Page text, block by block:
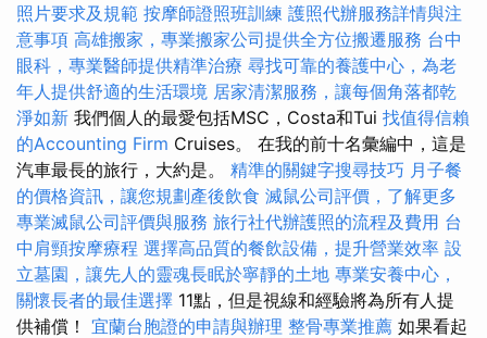
照片要求及規範 按摩師證照班訓練 護照代辦服務詳情與注
意事項 高雄搬家，專業搬家公司提供全方位搬遷服務 台中
眼科，專業醫師提供精準治療 尋找可靠的養護中心，為老
年人提供舒適的生活環境 居家清潔服務，讓每個角落都乾
淨如新 我們個人的最愛包括MSC，Costa和Tui 找值得信賴
的Accounting Firm Cruises。 在我的前十名彙編中，這是
汽車最長的旅行，大約是。 精準的關鍵字搜尋技巧 月子餐
的價格資訊，讓您規劃產後飲食 滅鼠公司評價，了解更多
專業滅鼠公司評價與服務 旅行社代辦護照的流程及費用 台
中肩頸按摩療程 選擇高品質的餐飲設備，提升營業效率 設
立墓園，讓先人的靈魂長眠於寧靜的土地 專業安養中心，
關懷長者的最佳選擇 11點，但是視線和經驗將為所有人提
供補償！ 宜蘭台胞證的申請與辦理 整骨專業推薦 如果看起